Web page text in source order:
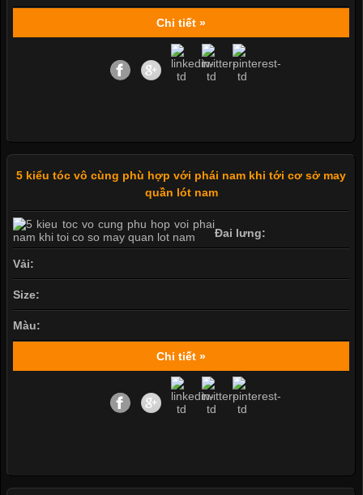
Chi tiết »
5 kiểu tóc vô cùng phù hợp với phái nam khi tới cơ sở may
quần lót nam
Đai lưng:
Vải:
Size:
Màu:
Chi tiết »